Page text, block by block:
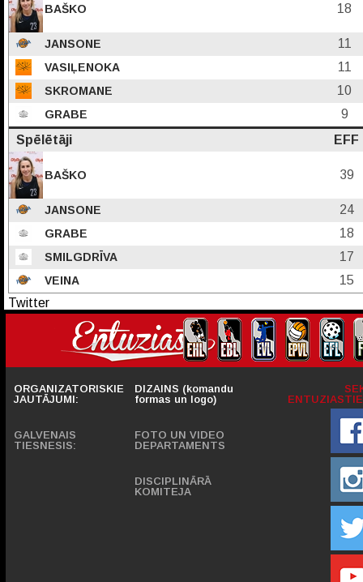
BAŠKO 18
JANSONE 11
VASIĻENOKA 11
SKROMANE 10
GRABE
9
Spēlētāji
EFF
BAŠKO 39
JANSONE 24
GRABE 18
SMILGDRĪVA 17
VEINA
15
Twitter
ORGANIZATORISKIE
JAUTĀJUMI:
GALVENAIS
TIESNESIS:
DIZAINS (komandu
formas un logo)
FOTO UN VIDEO
DEPARTAMENTS
DISCIPLINĀRĀ
KOMITEJA